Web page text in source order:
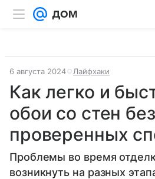
6 августа 2024 Лайфхаки
Как легко и
обои со стен
проверенных
Проблемы во время
возникнуть на разных